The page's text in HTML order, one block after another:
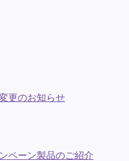
更のお知らせ
ペーン製品のご紹介